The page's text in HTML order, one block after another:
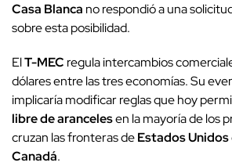
Casa Blanca no respondió a una
sobre esta posibilidad.
ElT-MEC regula intercambios
dólares entre las tres economías. Su
implicaría modificar reglas que hoy
libre de arancelesen la mayoría de los
cruzan las fronteras deEstados Unidos
Canadá.